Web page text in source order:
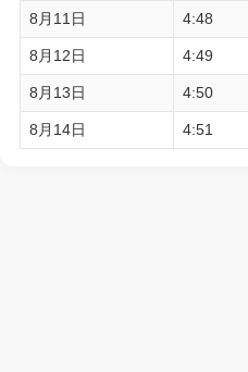
8月11日 4:48
8月12日 4:49
8月13日 4:50
8月14日 4:51